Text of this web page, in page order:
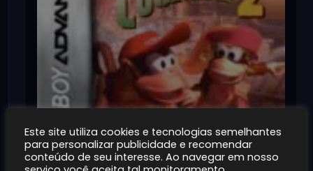
Este site utiliza cookies e tecnologias semelhantes
para personalizar publicidade e recomendar
conteúdo de seu interesse. Ao navegar em nosso